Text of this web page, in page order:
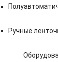
Ручные